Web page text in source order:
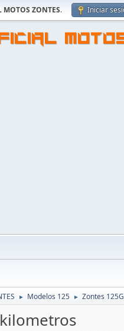
ZONTES. Iniciar
► Modelos 125 ► Zontes